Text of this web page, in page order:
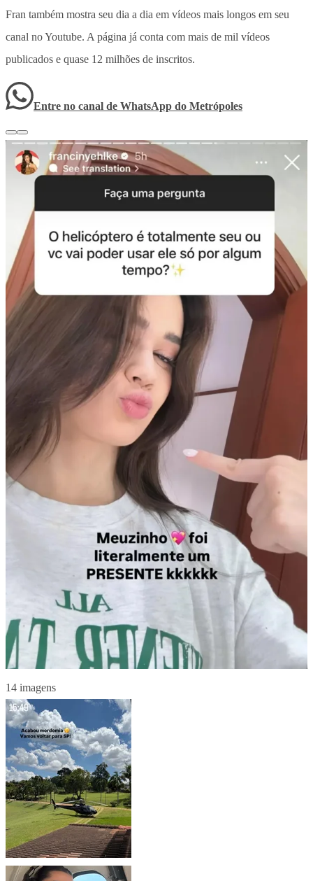
Fran também mostra seu dia a dia em vídeos mais longos em seu
canal no Youtube. A página já conta com mais de mil vídeos
publicados e quase 12 milhões de inscritos.
Entre no canal de WhatsApp do Metrópoles
14 imagens